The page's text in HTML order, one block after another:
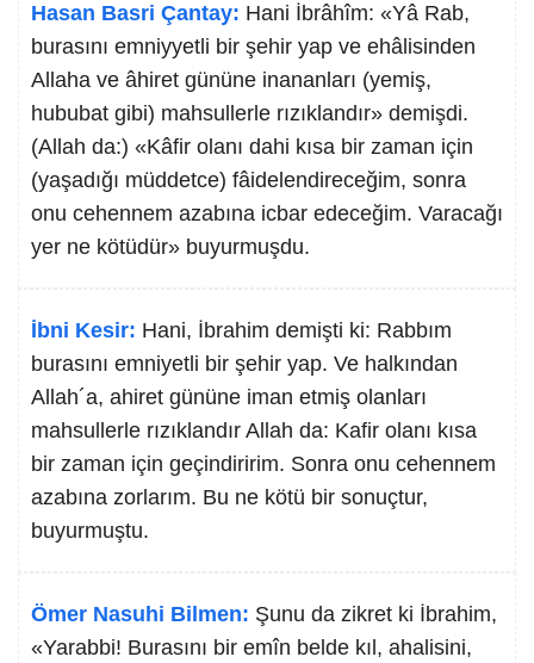
Hasan Basri Çantay: Hani İbrâhîm: «Yâ Rab,
burasını emniyyetli bir şehir yap ve ehâlisinden
Allaha ve âhiret gününe inananları (yemiş,
hububat gibi) mahsullerle rızıklandır» demişdi.
(Allah da:) «Kâfir olanı dahi kısa bir zaman için
(yaşadığı müddetce) fâidelendireceğim, sonra
onu cehennem azabına icbar edeceğim. Varacağı
yer ne kötüdür» buyurmuşdu.
İbni Kesir: Hani, İbrahim demişti ki: Rabbım
burasını emniyetli bir şehir yap. Ve halkından
Allah´a, ahiret gününe iman etmiş olanları
mahsullerle rızıklandır Allah da: Kafir olanı kısa
bir zaman için geçindiririm. Sonra onu cehennem
azabına zorlarım. Bu ne kötü bir sonuçtur,
buyurmuştu.
Ömer Nasuhi Bilmen: Şunu da zikret ki İbrahim,
«Yarabbi! Burasını bir emîn belde kıl, ahalisini,